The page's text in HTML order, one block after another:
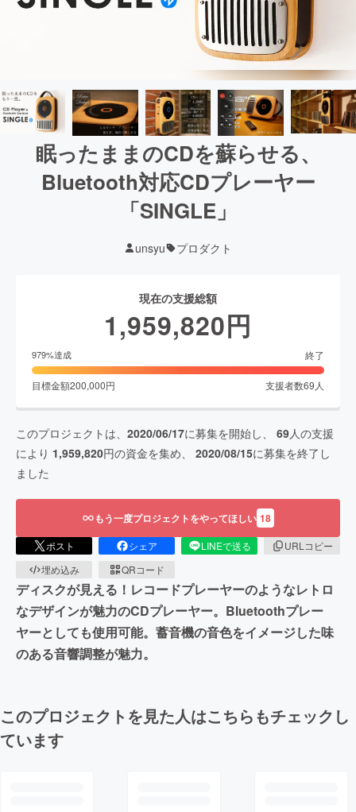
眠ったままのCDを蘇らせる、
Bluetooth対応CDプレーヤー
「SINGLE」
unsyu プロダクト
現在の支援総額
1,959,820円
979%達成 終了
目標金額200,000円 支援者数69 人
このプロジェクトは、 2020/06/17に募集を開始し、 69人の支援
により 1,959,820円の資金を集め、 2020/08/15に募集を終了し
ました
もう一度プロジェクトをやってほしい 18
ポスト シェア LINEで送る
URLコピー
埋め込み
QRコード
ディスクが見える！レコードプレーヤーのようなレトロ
なデザインが魅力のCDプレーヤー。Bluetoothプレー
ヤーとしても使用可能。蓄音機の音色をイメージした味
のある音響調整が魅力。
このプロジェクトを見た人はこちらもチェックし
ています